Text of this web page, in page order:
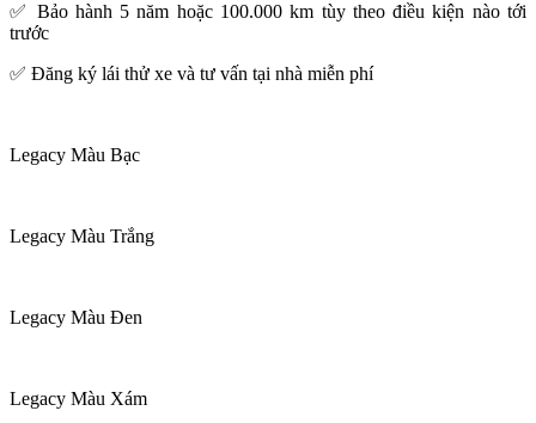
✅ Bảo hành 5 năm hoặc 100.000 km tùy theo điều kiện nào tới
trước
✅ Đăng ký lái thử xe và tư vấn tại nhà miễn phí
Legacy Màu Bạc
Legacy Màu Trắng
Legacy Màu Đen
Legacy Màu Xám